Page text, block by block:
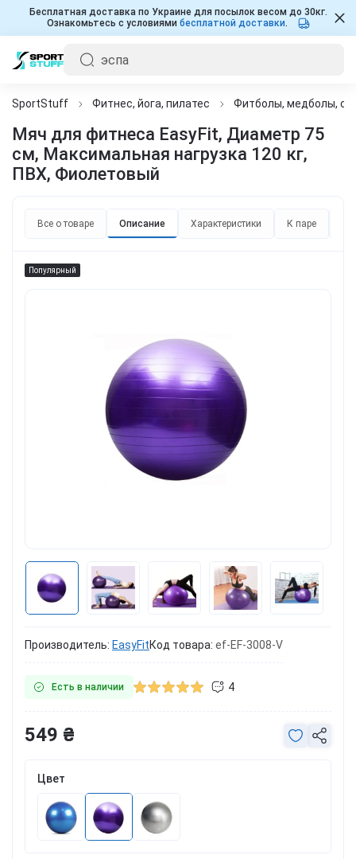
Бесплатная доставка по Украине для посылок весом до 30кг.
Ознакомьтесь с условиями бесплатной доставки.
SportStuff Фитнес, йога, пилатес Фитболы, медболы,
Мяч для фитнеса EasyFit, Диаметр 75
см, Максимальная нагрузка 120 кг,
ПВХ, Фиолетовый
Все о товаре Описание Характеристики К паре
Популярный
Производитель: EasyFitКод товара: ef-EF-3008-V
Есть в наличии 4
Цвет
549 ₴